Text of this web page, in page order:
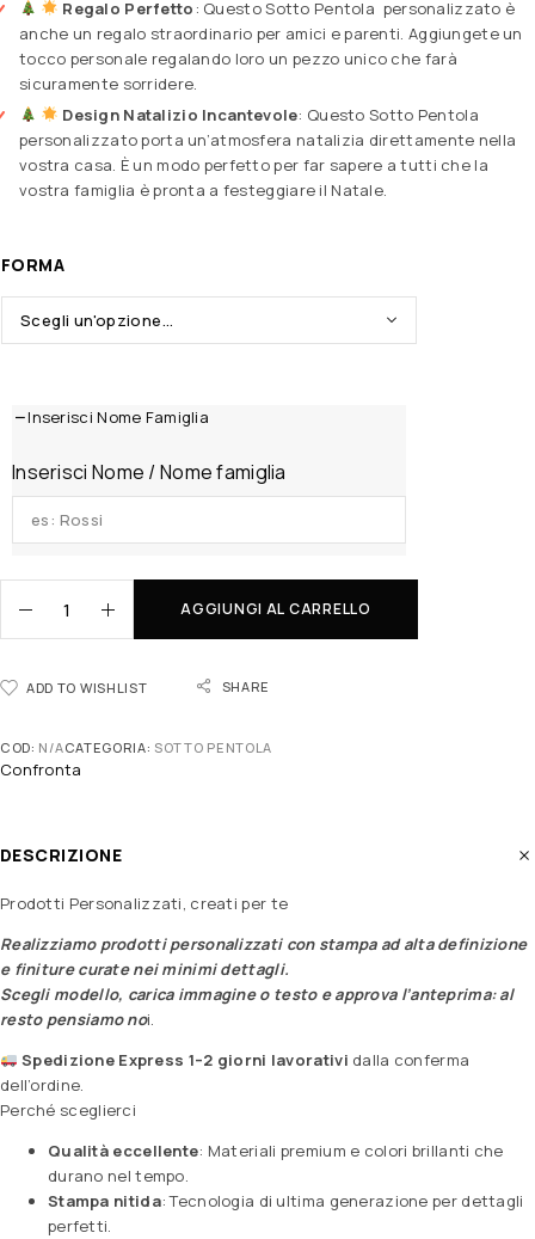
Regalo Perfetto : Questo Sotto Pentola personalizzato è
anche un regalo straordinario per amici e parenti. Aggiungete un
tocco personale regalando loro un pezzo unico che farà
sicuramente sorridere.
Design Natalizio Incantevole: Questo Sotto Pentola
personalizzato porta un’atmosfera natalizia direttamente nella
vostra casa. È un modo perfetto per far sapere a tutti che la
vostra famiglia è pronta a festeggiare il Natale.
FORMA
Inserisci Nome Famiglia
Inserisci Nome / Nome famiglia
AGGIUNGI AL CARRELLO
ADD TO WISHLIST SHARE
COD: N/ACATEGORIA: SOTTO PENTOLA
Confronta
DESCRIZIONE
Prodotti Personalizzati, creati per te
Realizziamo prodotti personalizzati con stampa ad alta definizione
e finiture curate nei minimi dettagli.
Scegli modello, carica immagine o testo e approva l’anteprima: al
resto pensiamo noi.
Spedizione Express 1–2 giorni lavorativi dalla conferma
dell’ordine.
Perché sceglierci
Qualità eccellente: Materiali premium e colori brillanti che
durano nel tempo.
Stampa nitida: Tecnologia di ultima generazione per dettagli
perfetti.